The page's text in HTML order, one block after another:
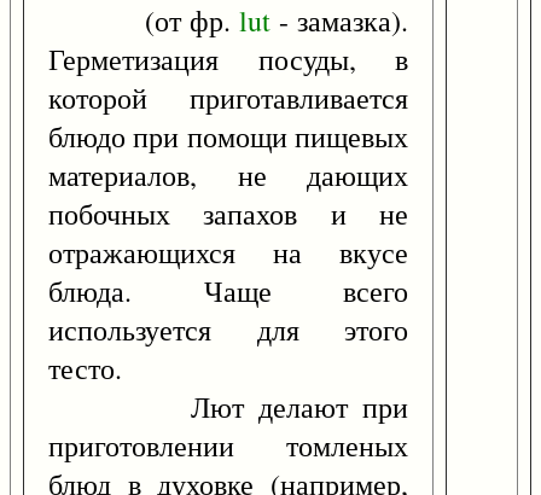
(от фр. lut - замазка).
Герметизация посуды, в
которой приготавливается
блюдо при помощи пищевых
материалов, не дающих
побочных запахов и не
отражающихся на вкусе
блюда. Чаще всего
используется для этого
тесто.
Лют делают при
приготовлении томленых
блюд в духовке (например,